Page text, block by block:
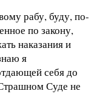
рабу, буду, по-
по закону,
наказания и
я
себя до
Суде не